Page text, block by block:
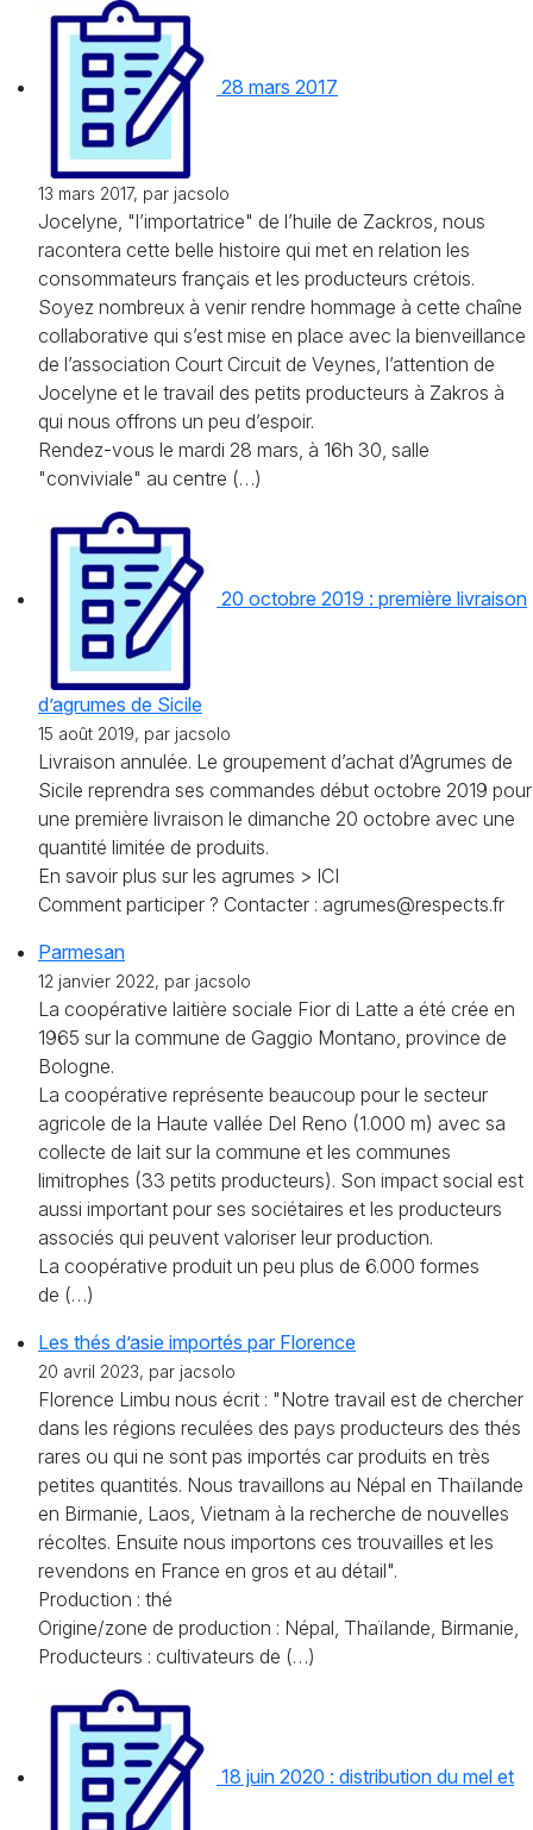
28 mars 2017
13 mars 2017, par jacsolo
Jocelyne, "l’importatrice" de l’huile de Zackros, nous
racontera cette belle histoire qui met en relation les
consommateurs français et les producteurs crétois.
Soyez nombreux à venir rendre hommage à cette chaîne
collaborative qui s’est mise en place avec la bienveillance
de l’association Court Circuit de Veynes, l’attention de
Jocelyne et le travail des petits producteurs à Zakros à
qui nous offrons un peu d’espoir.
Rendez-vous le mardi 28 mars, à 16h 30, salle
"conviviale" au centre (…)
20 octobre 2019 : première livraison
d’agrumes de Sicile
15 août 2019, par jacsolo
Livraison annulée. Le groupement d’achat d’Agrumes de
Sicile reprendra ses commandes début octobre 2019 pour
une première livraison le dimanche 20 octobre avec une
quantité limitée de produits.
En savoir plus sur les agrumes > ICI
Comment participer ? Contacter : agrumes@respects.fr
Parmesan
12 janvier 2022, par jacsolo
La coopérative laitière sociale Fior di Latte a été crée en
1965 sur la commune de Gaggio Montano, province de
Bologne.
La coopérative représente beaucoup pour le secteur
agricole de la Haute vallée Del Reno (1.000 m) avec sa
collecte de lait sur la commune et les communes
limitrophes (33 petits producteurs). Son impact social est
aussi important pour ses sociétaires et les producteurs
associés qui peuvent valoriser leur production.
La coopérative produit un peu plus de 6.000 formes
de (…)
Les thés d’asie importés par Florence
20 avril 2023, par jacsolo
Florence Limbu nous écrit : "Notre travail est de chercher
dans les régions reculées des pays producteurs des thés
rares ou qui ne sont pas importés car produits en très
petites quantités. Nous travaillons au Népal en Thaïlande
en Birmanie, Laos, Vietnam à la recherche de nouvelles
récoltes. Ensuite nous importons ces trouvailles et les
revendons en France en gros et au détail".
Production : thé
Origine/zone de production : Népal, Thaïlande, Birmanie,
Producteurs : cultivateurs de (…)
18 juin 2020 : distribution du mel et